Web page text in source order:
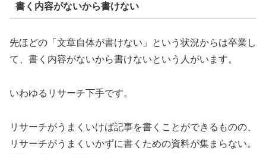
書く内容がないから書けない
先ほどの「文章自体が書けない」という状況からは卒業し
て、書く内容がないから書けないという人がいます。
いわゆるリサーチ下手です。
リサーチがうまくいけば記事を書くことができるものの、
リサーチがうまくいかずに書くための資料が集まらない。